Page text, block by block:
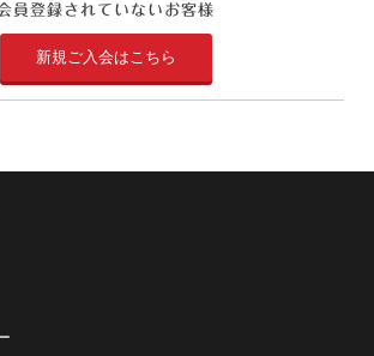
員登録されていないお客様
新規ご入会はこちら